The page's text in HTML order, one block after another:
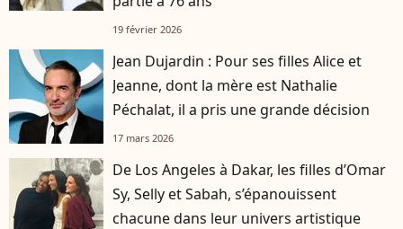
19 février 2026
Jean Dujardin : Pour ses filles Alice et
Jeanne, dont la mère est Nathalie
Péchalat, il a pris une grande décision
17 mars 2026
De Los Angeles à Dakar, les filles d’Omar
Sy, Selly et Sabah, s’épanouissent
chacune dans leur univers artistique